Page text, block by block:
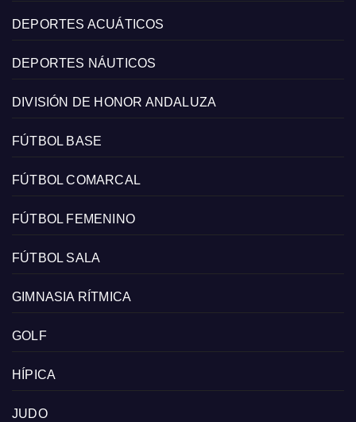
DEPORTES ACUÁTICOS
DEPORTES NÁUTICOS
DIVISIÓN DE HONOR ANDALUZA
FÚTBOL BASE
FÚTBOL COMARCAL
FÚTBOL FEMENINO
FÚTBOL SALA
GIMNASIA RÍTMICA
GOLF
HÍPICA
JUDO